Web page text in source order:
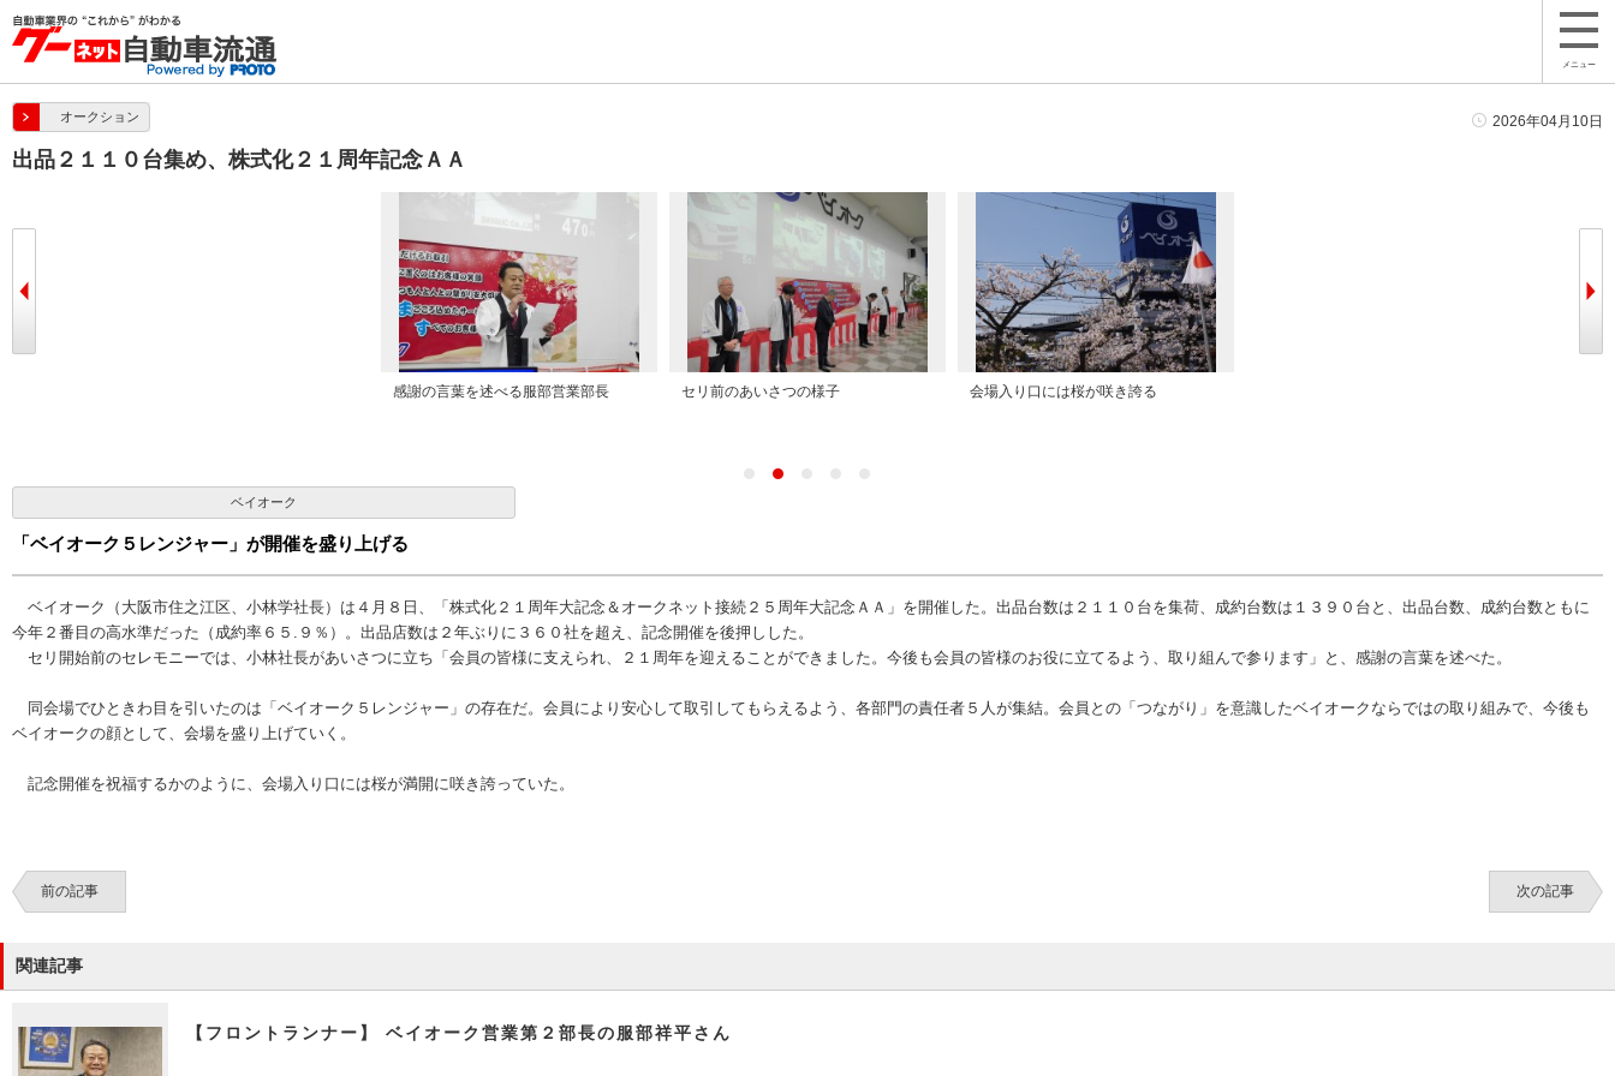
メニュー
オークション 2026年04月10日
出品２１１０台集め、株式化２１周年記念ＡＡ
感謝の言葉を述べる服部営業部長 セリ前のあいさつの様子 会場入り口には桜が咲き誇る
ベイオーク
「ベイオーク５レンジャー」が開催を盛り上げる
ベイオーク（大阪市住之江区、小林学社長）は４月８日、「株式化２１周年大記念＆オークネット接続２５周年大記念ＡＡ」を開催した。出品台数は２１１０台を集荷、成約台数は１３９０台と、出品台数、成約台数ともに
今年２番目の高水準だった（成約率６５.９％）。出品店数は２年ぶりに３６０社を超え、記念開催を後押しした。
セリ開始前のセレモニーでは、小林社長があいさつに立ち「会員の皆様に支えられ、２１周年を迎えることができました。今後も会員の皆様のお役に立てるよう、取り組んで参ります」と、感謝の言葉を述べた。
同会場でひときわ目を引いたのは「ベイオーク５レンジャー」の存在だ。会員により安心して取引してもらえるよう、各部門の責任者５人が集結。会員との「つながり」を意識したベイオークならではの取り組みで、今後も
ベイオークの顔として、会場を盛り上げていく。
記念開催を祝福するかのように、会場入り口には桜が満開に咲き誇っていた。
前の記事 次の記事
関連記事
【フロントランナー】 ベイオーク営業第２部長の服部祥平さん